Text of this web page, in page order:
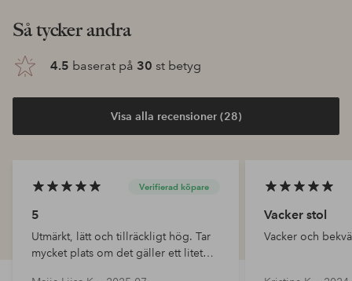
Så tycker andra
4.5 baserat på 30 st betyg
Visa alla recensioner (28)
Verifierad köpare
5
Utmärkt, lätt och tillräckligt hög. Tar
mycket plats om det gäller ett litet
Vacker stol
Vacker och